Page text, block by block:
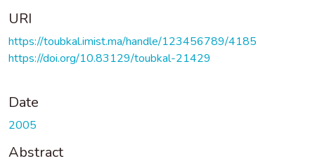
URI
https://toubkal.imist.ma/handle/123456789/4185
https://doi.org/10.83129/toubkal-21429
Date
2005
Abstract